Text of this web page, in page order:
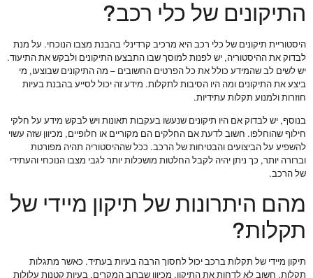
התיקונים של כלי רכב?
היסטוריית תיקונים של כלי רכב היא מרכיב קרדינלי בהבנת מצבו הנוכחי. על מנת
לבדוק את ההיסטוריה, יש לפנות למוסך שבו התבצעו התיקונים ולבקש את התיעוד.
יש לשים לב שהמידע כולל את כל הפרטים החשובים – מה התיקונים שבוצעו, מי
ביצע את התיקונים ומה היו הסיבות לתקלות. מידע זה יכול לסייע בהבנת בעיות
חוזרות ולמנוע תקלות עתידיות.
בנוסף, יש לבדוק אם היו תיקונים שנעשו בעקבות תאונות ויש לבקש מידע על חלקי
חילוף שהוחלפו. חשוב לדעת אם החלקים הם מקוריים או חלופיים, מכיוון שזה עשוי
להשפיע על הביצועים והבטיחות של הרכב. ככל שההיסטוריה תהיה מפורטת
וברורה יותר, כך ניתן יהיה לקבל החלטות מושכלות יותר לגבי מצבו הנוכחי והעתידי
של הרכב.
מהם היתרונות של תיקון מיידי של
תקלות?
תיקון מיידי של תקלות ברכב יכול לחסוך הרבה בעיות בעתיד. כאשר מתגלות
תקלות, חשוב לא לדחות את התיקון, מכיוון שברוב המקרים, בעיות קטנות עלולות